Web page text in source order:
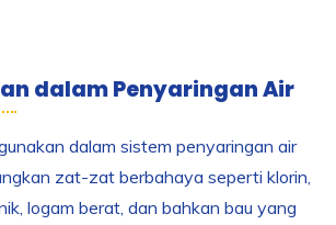
dalam Penyaringan Air
dalam sistem penyaringan air
zat-zat berbahaya seperti klorin,
logam berat, dan bahkan bau yang